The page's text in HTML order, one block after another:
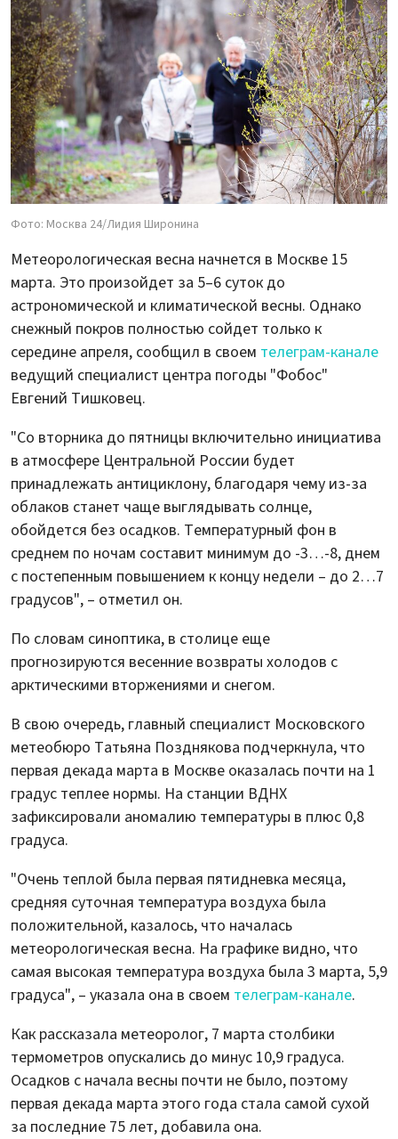
Фото: Москва 24/Лидия Широнина
Метеорологическая весна начнется в Москве 15
марта. Это произойдет за 5–6 суток до
астрономической и климатической весны. Однако
снежный покров полностью сойдет только к
середине апреля, сообщил в своем телеграм-канале
ведущий специалист центра погоды "Фобос"
Евгений Тишковец.
"Со вторника до пятницы включительно инициатива
в атмосфере Центральной России будет
принадлежать антициклону, благодаря чему из-за
облаков станет чаще выглядывать солнце,
обойдется без осадков. Температурный фон в
среднем по ночам составит минимум до -3…-8, днем
с постепенным повышением к концу недели – до 2…7
градусов", – отметил он.
По словам синоптика, в столице еще
прогнозируются весенние возвраты холодов с
арктическими вторжениями и снегом.
В свою очередь, главный специалист Московского
метеобюро Татьяна Позднякова подчеркнула, что
первая декада марта в Москве оказалась почти на 1
градус теплее нормы. На станции ВДНХ
зафиксировали аномалию температуры в плюс 0,8
градуса.
"Очень теплой была первая пятидневка месяца,
средняя суточная температура воздуха была
положительной, казалось, что началась
метеорологическая весна. На графике видно, что
самая высокая температура воздуха была 3 марта, 5,9
градуса", – указала она в своем телеграм-канале.
Как рассказала метеоролог, 7 марта столбики
термометров опускались до минус 10,9 градуса.
Осадков с начала весны почти не было, поэтому
первая декада марта этого года стала самой сухой
за последние 75 лет, добавила она.